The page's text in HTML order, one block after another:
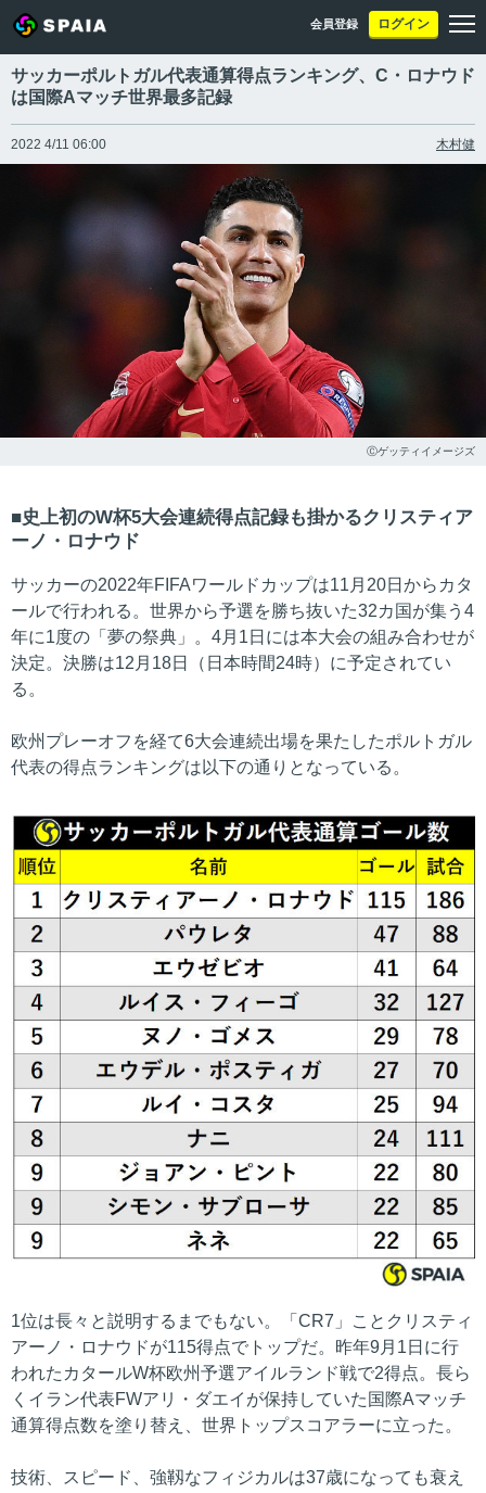
会員登録 ログイン
サッカーポルトガル代表通算得点ランキング、C・ロナウド
は国際Aマッチ世界最多記録
2022 4/11 06:00 木村健
Ⓒゲッティイメージズ
史上初のW杯5大会連続得点記録も掛かるクリスティア
ーノ・ロナウド
サッカーの2022年FIFAワールドカップは11月20日からカタ
ールで行われる。世界から予選を勝ち抜いた32カ国が集う4
年に1度の「夢の祭典」。4月1日には本大会の組み合わせが
決定。決勝は12月18日（日本時間24時）に予定されてい
る。
欧州プレーオフを経て6大会連続出場を果たしたポルトガル
代表の得点ランキングは以下の通りとなっている。
1位は長々と説明するまでもない。「CR7」ことクリスティ
アーノ・ロナウドが115得点でトップだ。昨年9月1日に行
われたカタールW杯欧州予選アイルランド戦で2得点。長ら
くイラン代表FWアリ・ダエイが保持していた国際Aマッチ
通算得点数を塗り替え、世界トップスコアラーに立った。
技術、スピード、強靱なフィジカルは37歳になっても衰え